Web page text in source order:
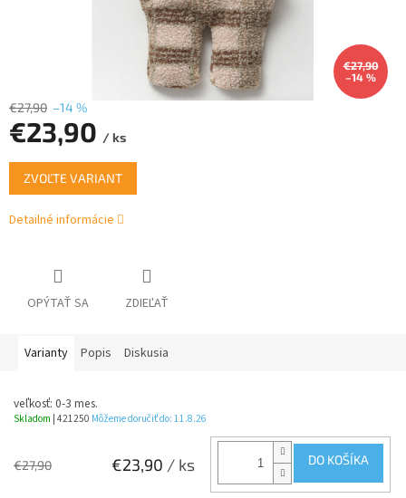
€27,90
–14 %
€27,90 –14 %
€23,90 / ks
Jednotková
cena:
ZVOĽTE VARIANT
Detailné informácie
OPÝTAŤ SA ZDIEĽAŤ
Varianty Popis Diskusia
veľkosť: 0-3 mes.
Skladom | 421250 Môžeme doručiť do: 11.8.26
€27,90 €23,90 / ks DO KOŠÍKA